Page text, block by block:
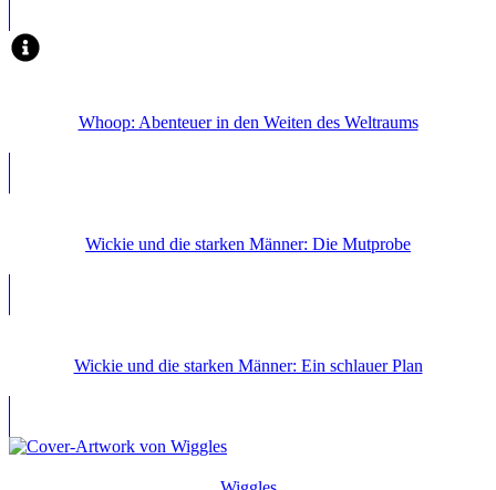
Whoop: Abenteuer in den Weiten des Weltraums
Wickie und die starken Männer: Die Mutprobe
Wickie und die starken Männer: Ein schlauer Plan